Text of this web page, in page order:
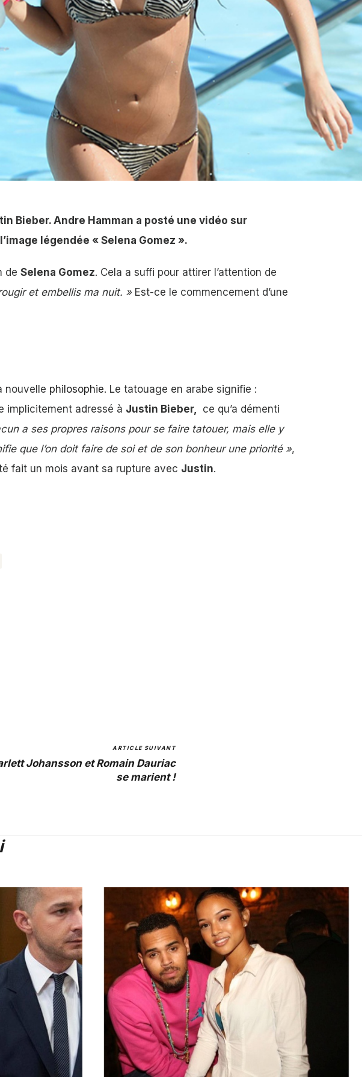
Bieber. Andre Hamman a posté une vidéo sur
légendée « Selena Gomez ».
de Selena Gomez. Cela a suffi pour attirer l’attention de
et embellis ma nuit. »Est-ce le commencement d’une
nouvelle philosophie. Le tatouage en arabe signifie :
implicitement adressé à Justin Bieber, ce qu’a démenti
a ses propres raisons pour se faire tatouer, mais elle y
que l’on doit faire de soi et de son bonheur une priorité »,
fait un mois avant sa rupture avec Justin.
ARTICLE SUIVANT
Johansson et Romain Dauriac
se marient !